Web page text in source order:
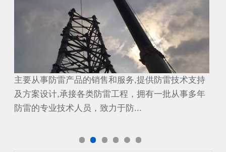
主要从事防雷产品的销售和服务,提供防雷技术支持
及方案设计,承接各类防雷工程，拥有一批从事多年
防雷的专业技术人员，致力于防...